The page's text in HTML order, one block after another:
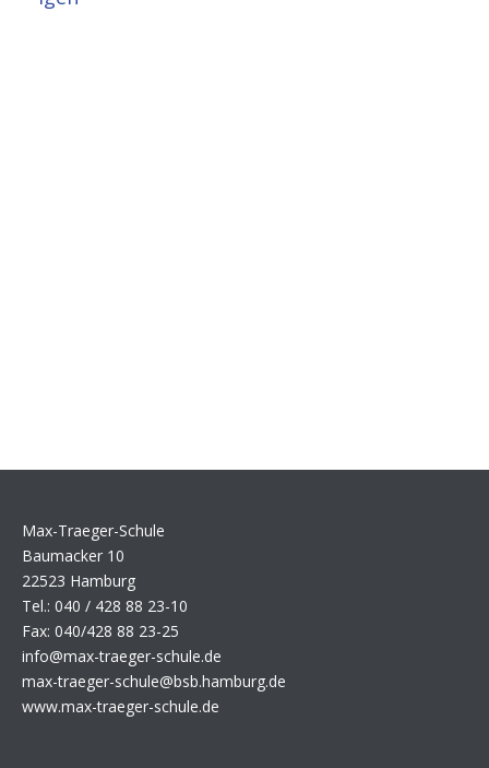
Max-Traeger-Schule
Baumacker 10
22523 Hamburg
Tel.: 040 / 428 88 23-10
Fax: 040/428 88 23-25
info@max-traeger-schule.de
max-traeger-schule@bsb.hamburg.de
www.max-traeger-schule.de